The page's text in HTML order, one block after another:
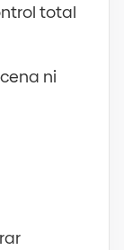
total
ni